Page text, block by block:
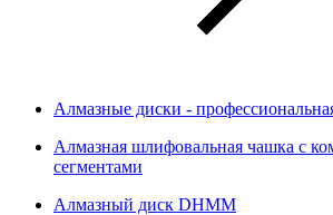
Алмазные диски -
Алмазная шлифовальная чашка с
сегментами
Алмазный диск DHMM